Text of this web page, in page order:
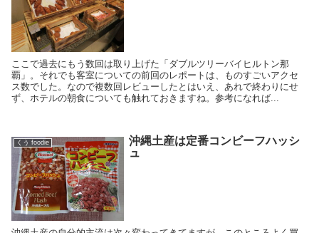
ここで過去にもう数回は取り上げた「ダブルツリーバイヒルトン那
覇」。それでも客室についての前回のレポートは、ものすごいアクセ
ス数でした。なので複数回レビューしたとはいえ、あれで終わりにせ
ず、ホテルの朝食についても触れておきますね。参考になれば...
くう foodie
沖縄土産は定番コンビーフハッシ
ュ